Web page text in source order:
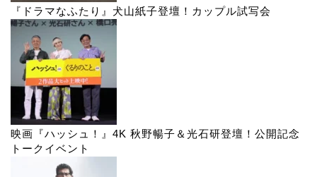
『ドラマなふたり』犬山紙子登壇！カップル試写会
映画『ハッシュ！』4K 秋野暢子＆光石研登壇！公開記念
トークイベント